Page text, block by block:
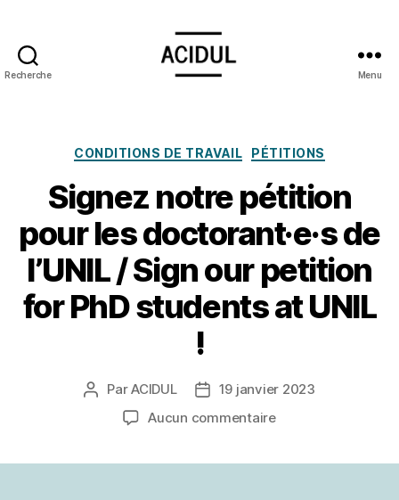
Recherche Menu
Catégories
CONDITIONS DE TRAVAIL PÉTITIONS
Signez notre pétition
pour les doctorant·e·s de
l’UNIL / Sign our petition
for PhD students at UNIL
!
Auteur
l’article
ParACIDUL
Date19 janvier 2023
Aucun commentairesur